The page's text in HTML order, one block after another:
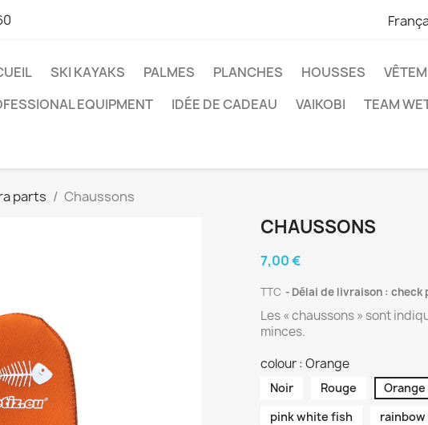
SKI KAYAKS PALMES PLANCHES HOUSSES
EQUIPMENT
IDÉE DE CADEAU VAIKOBI TEAM
parts Chaussons
CHAUSSONS
7,00 €
TTC Délai de livraison :
Les « chaussons » sont
minces.
colour : Orange
Noir Rouge Orange
pink white fish
rainbow